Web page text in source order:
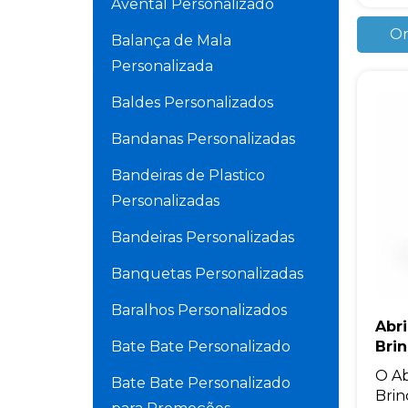
Avental Personalizado
Balança de Mala
Personalizada
Baldes Personalizados
Bandanas Personalizadas
Bandeiras de Plastico
Personalizadas
Bandeiras Personalizadas
Banquetas Personalizadas
Baralhos Personalizados
Bate Bate Personalizado
Bate Bate Personalizado
O